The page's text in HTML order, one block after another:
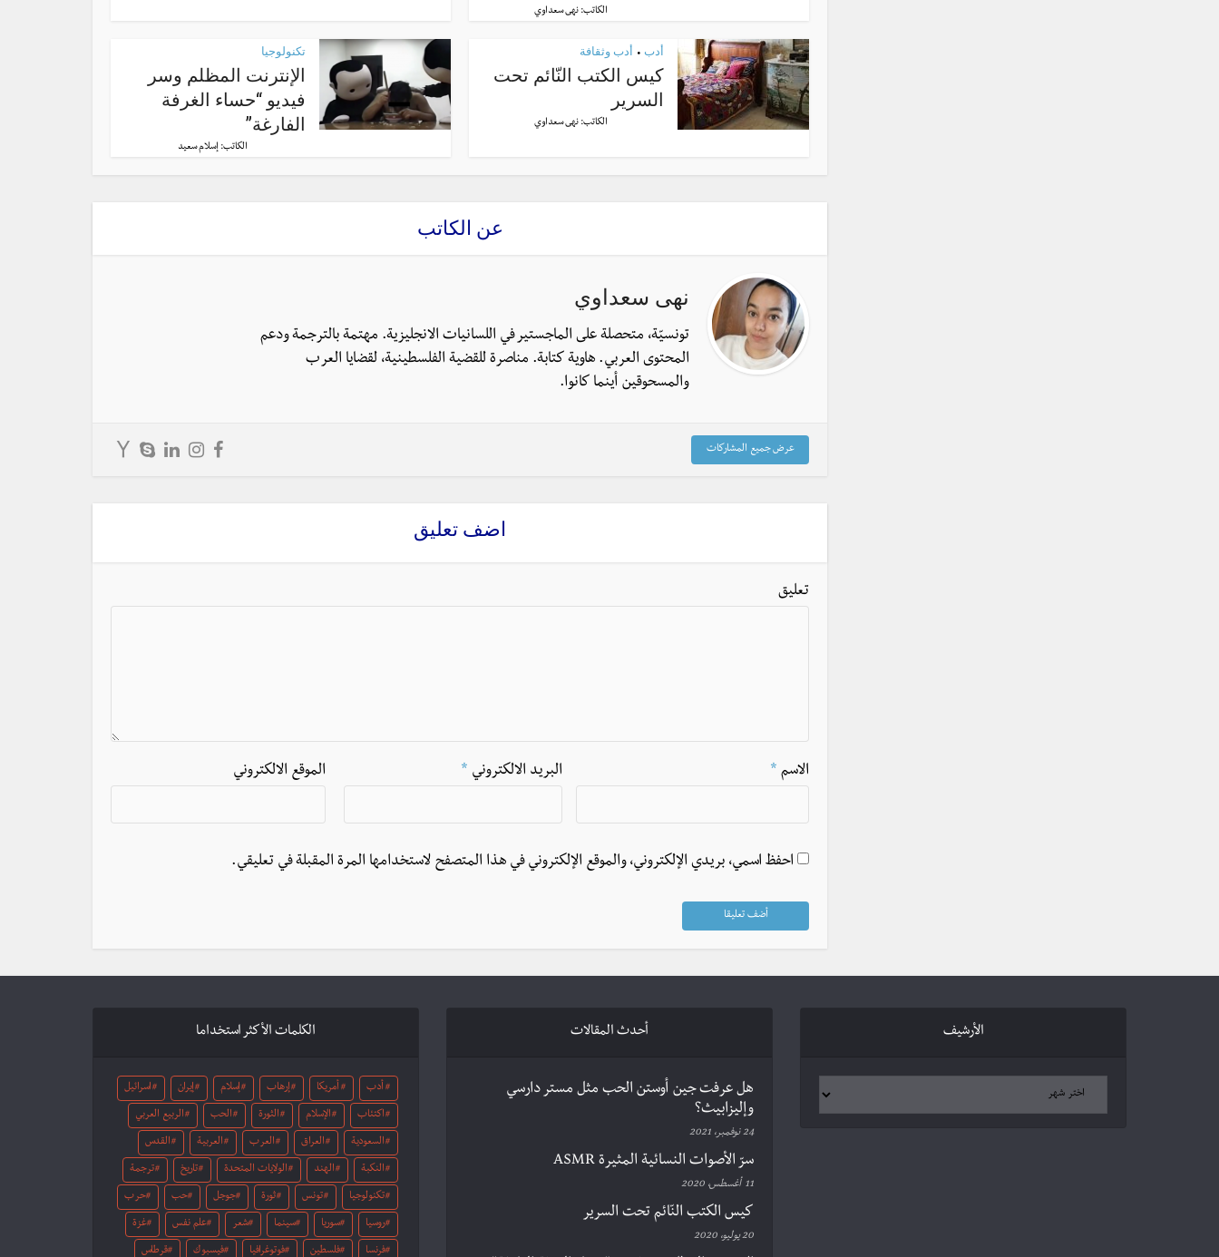
الكاتب: نهى سعداوي
أدب • أدب وثقافة
كيس الكتب النّائم تحت
السرير
الكاتب: نهى سعداوي
تكنولوجيا
الإنترنت المظلم وسر
فيديو “حساء الغرفة
الفارغة”
الكاتب: إسلام سعيد
عن الكاتب
نهى سعداوي
تونسيّة، متحصلة على الماجستير في اللسانيات الانجليزية. مهتمة بالترجمة ودعم
المحتوى العربي. هاوية كتابة. مناصرة للقضية الفلسطينية، لقضايا العرب
والمسحوقين أينما كانوا.
عرض جميع المشاركات
اضف تعليق
تعليق
الاسم * البريد الالكتروني * الموقع الالكتروني
احفظ اسمي، بريدي الإلكتروني، والموقع الإلكتروني في هذا المتصفح لاستخدامها المرة المقبلة في تعليقي.
الكلمات الأكثر استخداما
أدب أمريكا إرهاب إسلام إيران اسرائيل
اكتئاب الإسلام الثورة الحب الربيع العربي
السعودية العراق العرب العربية القدس
النكبة الهند الولايات المتحدة تاريخ ترجمة
تكنولوجيا تونس ثورة جوجل حب حرب
روسيا سوريا سينما شعر علم نفس غزة
فرنسا فلسطين فوتوغرافيا فيسبوك قرطاس
أحدث المقالات
هل عرفت جين أوستن الحب مثل مستر دارسي
وإليزابيث؟
24 نوفمبر، 2021
سرّ الأصوات النسائية المثيرة ASMR
11 أغسطس، 2020
كيس الكتب النّائم تحت السرير
20 يوليو، 2020
الأرشيف